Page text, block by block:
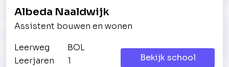
Albeda Naaldwijk
Assistent bouwen en wonen
Leerweg
BOL
Leerjaren
1 Bekijk school